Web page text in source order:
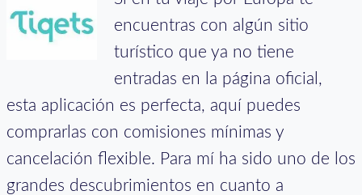
encuentras con algún sitio
turístico que ya no tiene
entradas en la página oficial,
esta aplicación es perfecta, aquí puedes
comprarlas con comisiones mínimas y
cancelación flexible. Para mí ha sido uno de los
grandes descubrimientos en cuanto a